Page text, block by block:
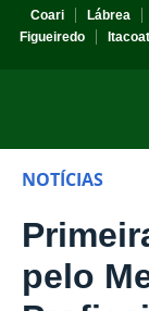
Coari
Lábrea
Figueiredo
NOTÍCIAS
pelo